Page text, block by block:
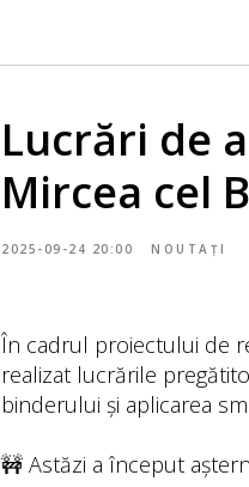
Lucrări de
Mircea cel
2025-09-24 20:00 NOUTAȚI
În cadrul proiectului de
realizat lucrările
binderului și aplicarea
🚧 Astăzi a început